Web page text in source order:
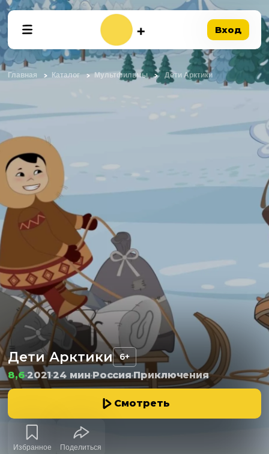
Вход
Главная Каталог Мультфильмы Дети Арктики
Дети Арктики 6+
8,6202124 минРоссия Приключения
Смотреть
Избранное Поделиться